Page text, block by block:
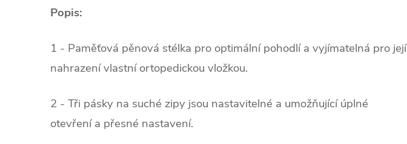
Popis:
1 - Paměťová pěnová stélka pro optimální pohodlí a vyjímatelná pro její
nahrazení vlastní ortopedickou vložkou.
2 - Tři pásky na suché zipy jsou nastavitelné a umožňující úplné
otevření a přesné nastavení.